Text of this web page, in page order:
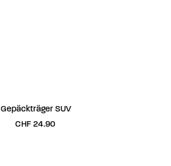
IN DEN WARENKORB
Gepäckträger SUV
CHF 24.90